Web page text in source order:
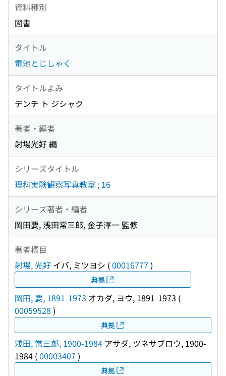
資料種別
図書
タイトル
電池とじしゃく
タイトルよみ
デンチ ト ジシャク
著者・編者
射場光好 編
シリーズタイトル
理科実験観察写真教室 ; 16
シリーズ著者・編者
岡田要, 浅田常三郎, 金子淳一 監修
著者標目
射場, 光好 イバ, ミツヨシ (00016777 )
典拠
岡田, 要, 1891-1973 オカダ, ヨウ, 1891-1973 (
00059528 )
典拠
浅田, 常三郎, 1900-1984 アサダ, ツネサブロウ, 1900-
1984 (00003407 )
典拠